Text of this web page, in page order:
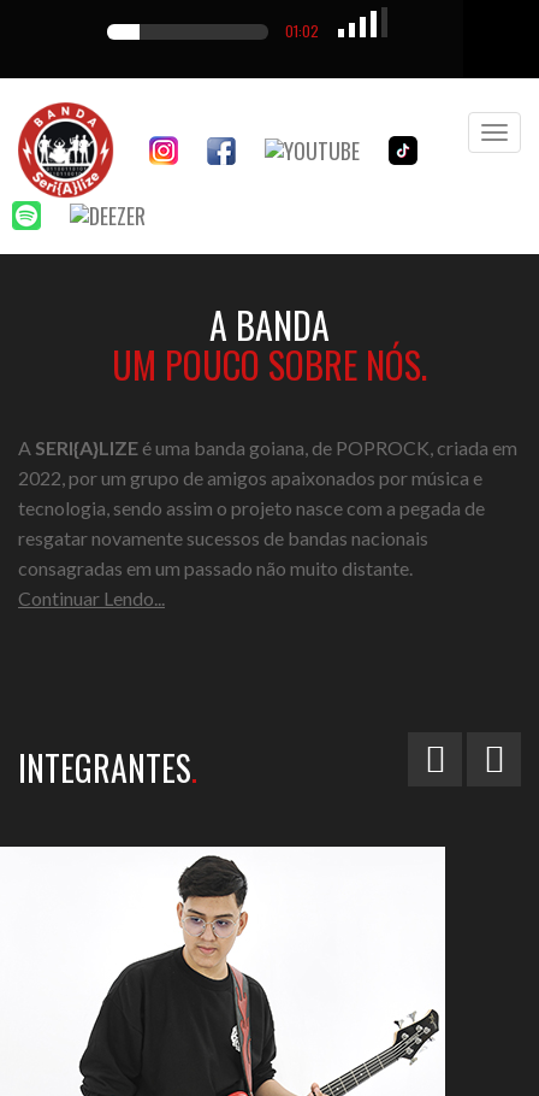
01:02
A BANDA
UM POUCO SOBRE NÓS.
A SERI{A}LIZE é uma banda goiana, de POPROCK, criada em
2022, por um grupo de amigos apaixonados por música e
tecnologia, sendo assim o projeto nasce com a pegada de
resgatar novamente sucessos de bandas nacionais
consagradas em um passado não muito distante.
Continuar Lendo...
INTEGRANTES